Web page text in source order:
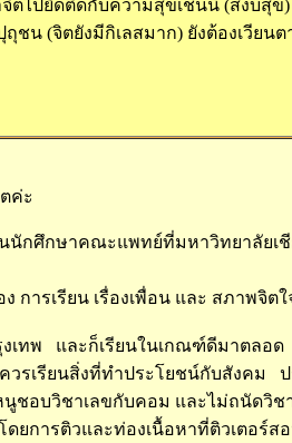
ตไปยึดติดกับความสุขเช่นนี้ (สงบสุข
ชน (จิตยังมีกิเลสมาก) ยังต้องเวียน
ค่ะ
นักศึกษาคณะแพทย์ที่มหาวิทยาลัย
การเรียน เรื่องเพื่อน และ สภาพจิต
เทพ และก็เรียนในเกณฑ์ดีมาตลอ
รเรียนสิ่งที่ทำประโยชน์กับสังคม ป
ชอบวิชาเลขกับคอม และไม่ถนัดวิช
ดยการติวและท่องเนื้อหาที่ติวเตอ